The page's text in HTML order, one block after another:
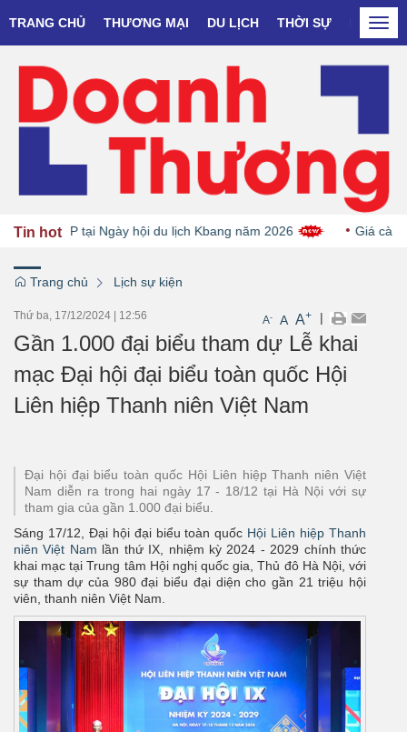
TRANG CHỦ THƯƠNG MẠI DU LỊCH THỜI SỰ DOANH
Tin hot
tại Ngày hội du lịch Kbang năm 2026 Giá cà phê giảm
Trang chủ Lịch sự kiện
Thứ ba, 17/12/2024 12:56 A- A A+ |
Gần 1.000 đại biểu tham dự Lễ khai
mạc Đại hội đại biểu toàn quốc Hội
Liên hiệp Thanh niên Việt Nam
Đại hội đại biểu toàn quốc Hội Liên hiệp Thanh niên Việt
Nam diễn ra trong hai ngày 17 - 18/12 tại Hà Nội với sự
tham gia của gần 1.000 đại biểu.
Sáng 17/12, Đại hội đại biểu toàn quốc Hội Liên hiệp Thanh
niên Việt Nam lần thứ IX, nhiệm kỳ 2024 - 2029 chính thức
khai mạc tại Trung tâm Hội nghị quốc gia, Thủ đô Hà Nội, với
sự tham dự của 980 đại biểu đại diện cho gần 21 triệu hội
viên, thanh niên Việt Nam.